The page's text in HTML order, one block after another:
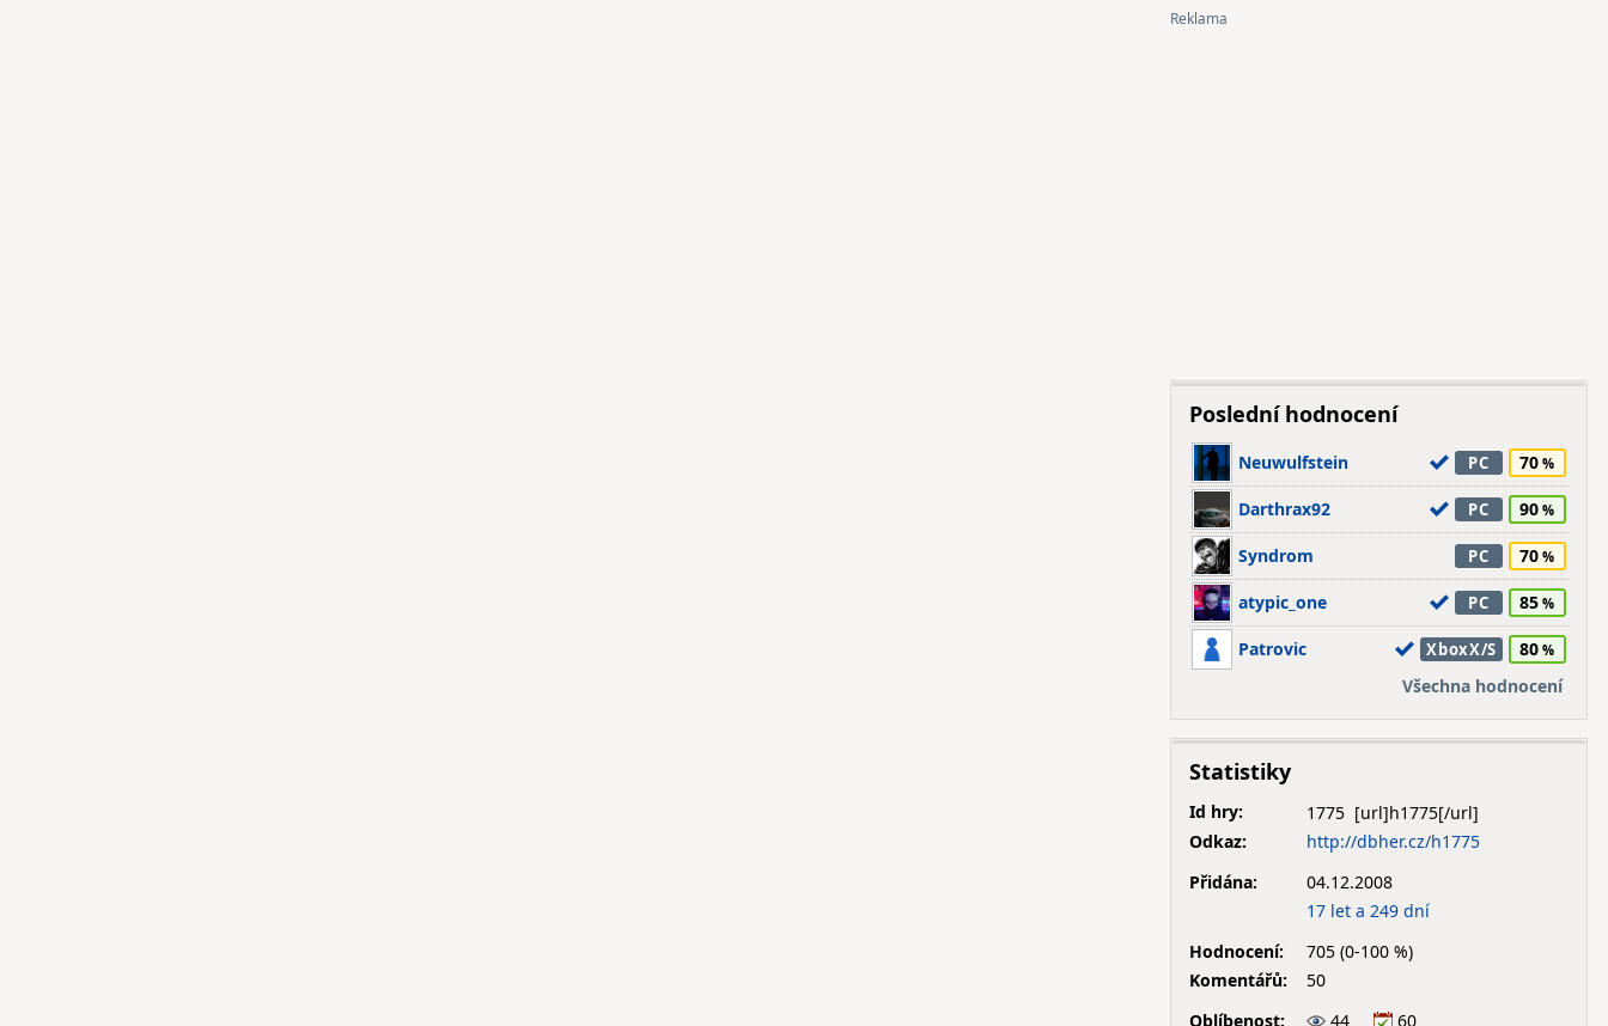
Poslední hodnocení
Neuwulfstein PC 70
Darthrax92 PC 90
Syndrom PC 70
atypic_one PC 85
Patrovic XboxX/S
80
Všechna hodnocení
Statistiky
Id hry:
1775
Odkaz:
http://dbher.cz/h1775
Přidána:
04.12.2008
17 let a 249 dní
Hodnocení:
705 (0-100 %)
Komentářů:
50
Oblíbenost:
44 60